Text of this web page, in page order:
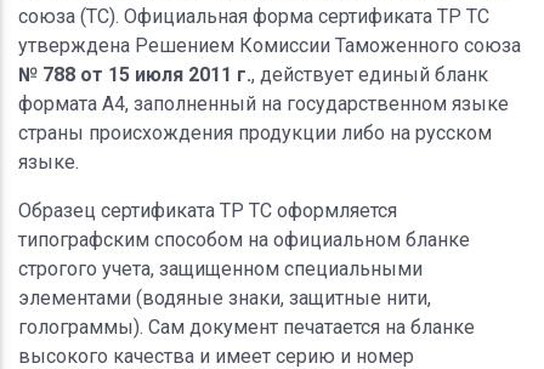
союза (ТС). Официальная форма сертификата ТР ТС
утверждена Решением Комиссии Таможенного союза
№ 788 от 15 июля 2011 г., действует единый бланк
формата А4, заполненный на государственном языке
страны происхождения продукции либо на русском
языке.
Образец сертификата ТР ТС оформляется
типографским способом на официальном бланке
строгого учета, защищенном специальными
элементами (водяные знаки, защитные нити,
голограммы). Сам документ печатается на бланке
высокого качества и имеет серию и номер